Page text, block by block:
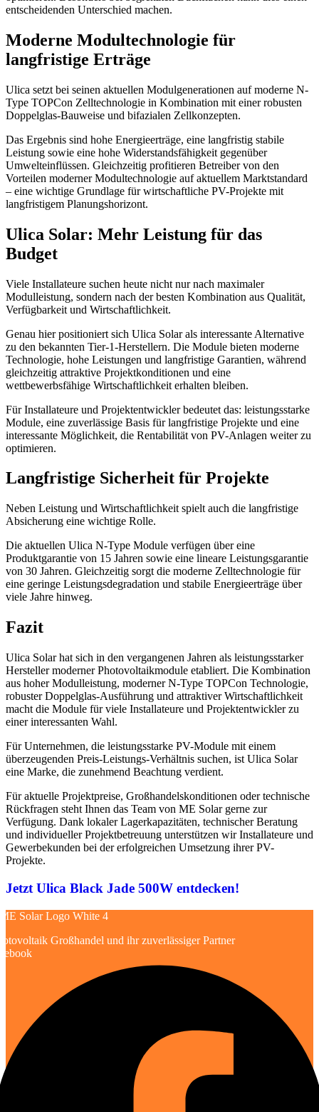
entscheidenden Unterschied machen.
Moderne Modultechnologie für
langfristige Erträge
Ulica setzt bei seinen aktuellen Modulgenerationen auf moderne N-
Type TOPCon Zelltechnologie in Kombination mit einer robusten
Doppelglas-Bauweise und bifazialen Zellkonzepten.
Das Ergebnis sind hohe Energieerträge, eine langfristig stabile
Leistung sowie eine hohe Widerstandsfähigkeit gegenüber
Umwelteinflüssen. Gleichzeitig profitieren Betreiber von den
Vorteilen moderner Modultechnologie auf aktuellem Marktstandard
– eine wichtige Grundlage für wirtschaftliche PV-Projekte mit
langfristigem Planungshorizont.
Ulica Solar: Mehr Leistung für das
Budget
Viele Installateure suchen heute nicht nur nach maximaler
Modulleistung, sondern nach der besten Kombination aus Qualität,
Verfügbarkeit und Wirtschaftlichkeit.
Genau hier positioniert sich Ulica Solar als interessante Alternative
zu den bekannten Tier-1-Herstellern. Die Module bieten moderne
Technologie, hohe Leistungen und langfristige Garantien, während
gleichzeitig attraktive Projektkonditionen und eine
wettbewerbsfähige Wirtschaftlichkeit erhalten bleiben.
Für Installateure und Projektentwickler bedeutet das: leistungsstarke
Module, eine zuverlässige Basis für langfristige Projekte und eine
interessante Möglichkeit, die Rentabilität von PV-Anlagen weiter zu
optimieren.
Langfristige Sicherheit für Projekte
Neben Leistung und Wirtschaftlichkeit spielt auch die langfristige
Absicherung eine wichtige Rolle.
Die aktuellen Ulica N-Type Module verfügen über eine
Produktgarantie von 15 Jahren sowie eine lineare Leistungsgarantie
von 30 Jahren. Gleichzeitig sorgt die moderne Zelltechnologie für
eine geringe Leistungsdegradation und stabile Energieerträge über
viele Jahre hinweg.
Fazit
Ulica Solar hat sich in den vergangenen Jahren als leistungsstarker
Hersteller moderner Photovoltaikmodule etabliert. Die Kombination
aus hoher Modulleistung, moderner N-Type TOPCon Technologie,
robuster Doppelglas-Ausführung und attraktiver Wirtschaftlichkeit
macht die Module für viele Installateure und Projektentwickler zu
einer interessanten Wahl.
Für Unternehmen, die leistungsstarke PV-Module mit einem
überzeugenden Preis-Leistungs-Verhältnis suchen, ist Ulica Solar
eine Marke, die zunehmend Beachtung verdient.
Für aktuelle Projektpreise, Großhandelskonditionen oder technische
Rückfragen steht Ihnen das Team von ME Solar gerne zur
Verfügung. Dank lokaler Lagerkapazitäten, technischer Beratung
und individueller Projektbetreuung unterstützen wir Installateure und
Gewerbekunden bei der erfolgreichen Umsetzung ihrer PV-
Projekte.
Jetzt Ulica Black Jade 500W entdecken!
Großhandel und ihr zuverlässiger Partner